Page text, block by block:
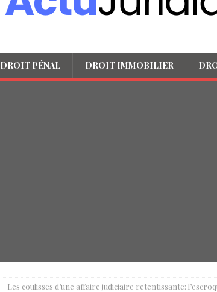
DROIT PÉNAL DROIT IMMOBILIER
Les coulisses d’une affaire judiciaire retentissante: